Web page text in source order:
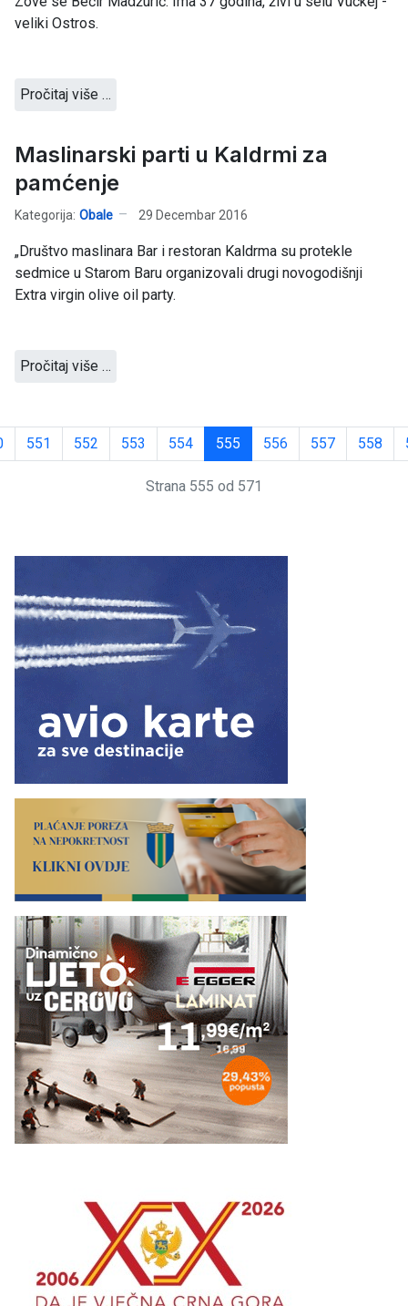
veliki Ostros.
Pročitaj više …
Maslinarski parti u Kaldrmi za
pamćenje
Kategorija: Obale 29 Decembar 2016
„Društvo maslinara Bar i restoran Kaldrma su protekle
sedmice u Starom Baru organizovali drugi novogodišnji
Extra virgin olive oil party.
Pročitaj više …
551 552 553 554 555 556 557 558
Strana 555 od 571